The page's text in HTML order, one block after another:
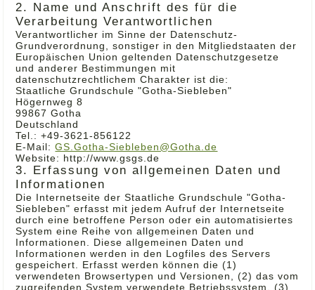
2. Name und Anschrift des für die
Verarbeitung Verantwortlichen
Verantwortlicher im Sinne der Datenschutz-
Grundverordnung, sonstiger in den Mitgliedstaaten der
Europäischen Union geltenden Datenschutzgesetze
und anderer Bestimmungen mit
datenschutzrechtlichem Charakter ist die:
Staatliche Grundschule "Gotha-Siebleben"
Högernweg 8
99867 Gotha
Deutschland
Tel.: +49-3621-856122
E-Mail:GS.Gotha-Siebleben@Gotha.de
Website: http://www.gsgs.de
3. Erfassung von allgemeinen Daten und
Informationen
Die Internetseite der Staatliche Grundschule "Gotha-
Siebleben" erfasst mit jedem Aufruf der Internetseite
durch eine betroffene Person oder ein automatisiertes
System eine Reihe von allgemeinen Daten und
Informationen. Diese allgemeinen Daten und
Informationen werden in den Logfiles des Servers
gespeichert. Erfasst werden können die (1)
verwendeten Browsertypen und Versionen, (2) das vom
zugreifenden System verwendete Betriebssystem, (3)